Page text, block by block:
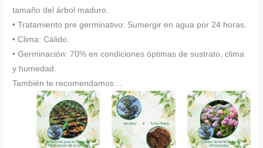
tamaño del árbol maduro.
• Tratamiento pre germinativo: Sumergir en agua por 24 horas.
• Clima: Cálido.
• Germinación: 70% en condiciones óptimas de sustrato, clima
y humedad.
También te recomendamos…